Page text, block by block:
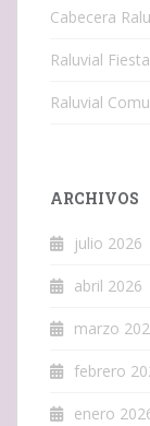
Cabecera
Raluvial
Raluvial
ARCHIVOS
julio 2026
abril 2026
marzo
febrero
enero